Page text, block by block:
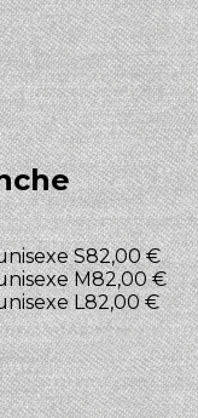
S82,00 €
M82,00 €
L82,00 €